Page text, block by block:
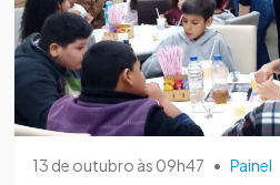
13 de outubro às 09h47 • Painel